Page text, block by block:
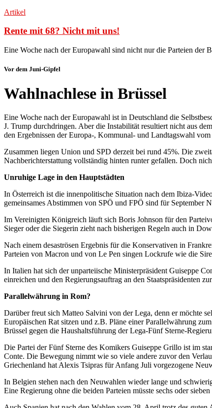
Artikel
Rente mit 68? Nicht mit uns!
Eine Woche nach der Europawahl sind nicht nur die Parteien der
Vor dem Juni-Gipfel
Wahlnachlese in Brüssel
Eine Woche nach der Europawahl ist in Deutschland die
J. Trump durchdringen. Aber die Instabilität resultiert nicht aus
den Ergebnissen der Europa-, Kommunal- und Landtagswahl
Zusammen liegen Union und SPD derzeit bei rund 45%. Die
Nachberichterstattung vollständig hinten runter gefallen. Doch
Unruhige Lage in den Hauptstädten
In Österreich ist die innenpolitische Situation nach dem Ibiza-
gemeinsames Abstimmen von SPÖ und FPÖ sind für September
Im Vereinigten Königreich läuft sich Boris Johnson für den
Sieger oder die Siegerin zieht nach bisherigen Regeln auch in
Nach einem desaströsen Ergebnis für die Konservativen in
Parteien von Macron und von Le Pen singen Lockrufe wie die
In Italien hat sich der unparteiische Ministerpräsident Guiseppe
einreichen und den Regierungsauftrag an den Staatspräsidenten
Parallelwährung in Rom?
Darüber freut sich Matteo Salvini von der Lega, denn er möchte
Europäischen Rat sitzen und z.B. Pläne einer Parallelwährung
Brüssel gegen die Haushaltsführung der Lega-Fünf Sterne-
Die Partei der Fünf Sterne des Komikers Guiseppe Grillo ist im
Conte. Die Bewegung nimmt wie so viele andere zuvor den
Griechenland hat Alexis Tsipras für Anfang Juli vorgezogene
In Belgien stehen nach den Neuwahlen wieder lange und
Eine Regierung ohne die beiden Parteien müsste sechs oder